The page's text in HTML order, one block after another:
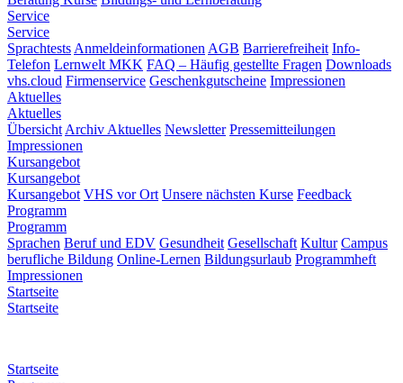
Service
Service
Sprachtests Anmeldeinformationen AGB Barrierefreiheit Info-
Telefon Lernwelt MKK FAQ – Häufig gestellte Fragen Downloads
vhs.cloud Firmenservice Geschenkgutscheine Impressionen
Aktuelles
Aktuelles
Übersicht Archiv Aktuelles Newsletter Pressemitteilungen
Impressionen
Kursangebot
Kursangebot
Kursangebot VHS vor Ort Unsere nächsten Kurse Feedback
Programm
Programm
Sprachen Beruf und EDV Gesundheit Gesellschaft Kultur Campus
berufliche Bildung Online-Lernen Bildungsurlaub Programmheft
Impressionen
Startseite
Startseite
Startseite